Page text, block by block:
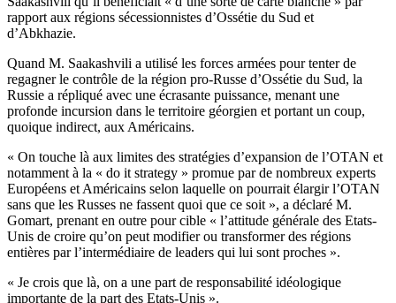
rapport aux régions sécessionnistes d’Ossétie du Sud et
d’Abkhazie.
Quand M. Saakashvili a utilisé les forces armées pour tenter de
regagner le contrôle de la région pro-Russe d’Ossétie du Sud, la
Russie a répliqué avec une écrasante puissance, menant une
profonde incursion dans le territoire géorgien et portant un coup,
quoique indirect, aux Américains.
« On touche là aux limites des stratégies d’expansion de l’OTAN et
notamment à la « do it strategy » promue par de nombreux experts
Européens et Américains selon laquelle on pourrait élargir l’OTAN
sans que les Russes ne fassent quoi que ce soit », a déclaré M.
Gomart, prenant en outre pour cible « l’attitude générale des Etats-
Unis de croire qu’on peut modifier ou transformer des régions
entières par l’intermédiaire de leaders qui lui sont proches ».
« Je crois que là, on a une part de responsabilité idéologique
importante de la part des Etats-Unis ».